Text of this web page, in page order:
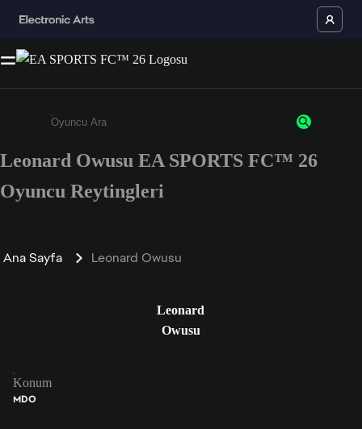
Enter a minimum of 3 characters or numbers
Leonard Owusu EA SPORTS FC™ 26
Oyuncu Reytingleri
Ana Sayfa Leonard Owusu
Leonard
Owusu
Konum
MDO